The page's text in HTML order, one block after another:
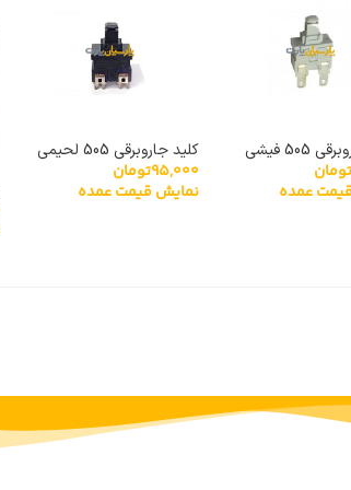
کلید جاروبرقی 505 فیشی
درجه یکتومان
عمده
کلید جاروبرقی 505 لحیمی
سوکت پایین درجه یک
خارجی
95,000تومان
نمایش قیمت عمده